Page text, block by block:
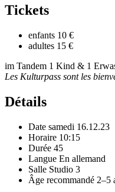
Tickets
enfants 10 €
adultes 15 €
im Tandem 1 Kind & 1
Les Kulturpass sont les
Détails
Date samedi 16.12.23
Horaire 10:15
Durée 45
Langue En allemand
Salle Studio 3
Âge recommandé 2–5